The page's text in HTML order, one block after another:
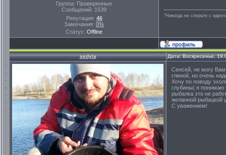
Группа: Проверенные
Сообщений: 1539
Репутация: 46
Замечания: 0%
Статус: Offline
"Никогда не спорьте с
sedyla Дата: Воскресенье,
Сенсей, не могу Вам
глиной, но очень
Хочу по поводу
глубины( я понимаю
рыбалка это не
желанной рыбацкой
С уважением!